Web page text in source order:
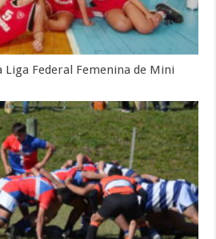
Liga Federal Femenina de Mini